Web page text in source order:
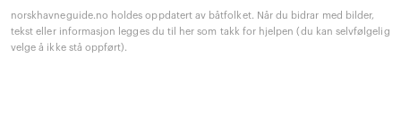
norskhavneguide.no holdes oppdatert av båtfolket. Når du bidrar med bilder,
tekst eller informasjon legges du til her som takk for hjelpen (du kan selvfølgelig
velge å ikke stå oppført).